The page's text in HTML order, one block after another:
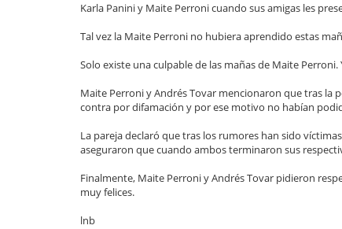
Karla Panini y Maite Perroni cuando sus amigas les
Tal vez la Maite Perroni no hubiera aprendido estas
Solo existe una culpable de las mañas de Maite
Maite Perroni y Andrés Tovar mencionaron que tras la
contra por difamación y por ese motivo no habían
La pareja declaró que tras los rumores han sido
aseguraron que cuando ambos terminaron sus
Finalmente, Maite Perroni y Andrés Tovar pidieron
muy felices.
lnb